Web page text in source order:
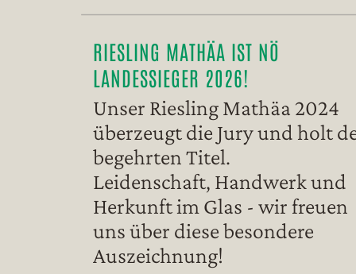
RIESLING MATHÄA IST NÖ
LANDESSIEGER 2026!
Unser Riesling Mathäa 2024
überzeugt die Jury und holt
begehrten Titel.
Leidenschaft, Handwerk und
Herkunft im Glas - wir freuen
uns über diese besondere
Auszeichnung!